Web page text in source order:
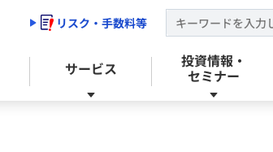
リスク・手数料等
サービス 投資情報・
セミナー